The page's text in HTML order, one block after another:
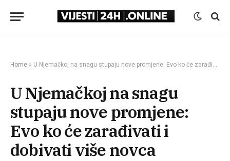
Home » U Njemačkoj na snagu stupaju nove promjene: Evo ko će zarađivati i dobivati više novca
U Njemačkoj na snagu
stupaju nove promjene:
Evo ko će zarađivati i
dobivati više novca